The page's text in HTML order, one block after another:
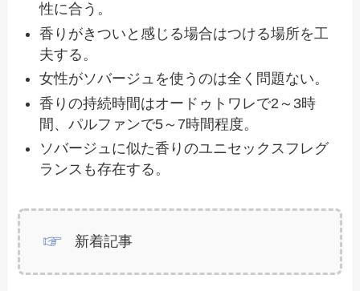
性に合う。
香りがきついと感じる場合はつける場所を工
夫する。
女性がソバージュを使うのは全く問題ない。
香りの持続時間はオードゥトワレで2～3時
間、パルファンで5～7時間程度。
ソバージュに似た香りのユニセックスフレグ
ランスも存在する。
新着記事